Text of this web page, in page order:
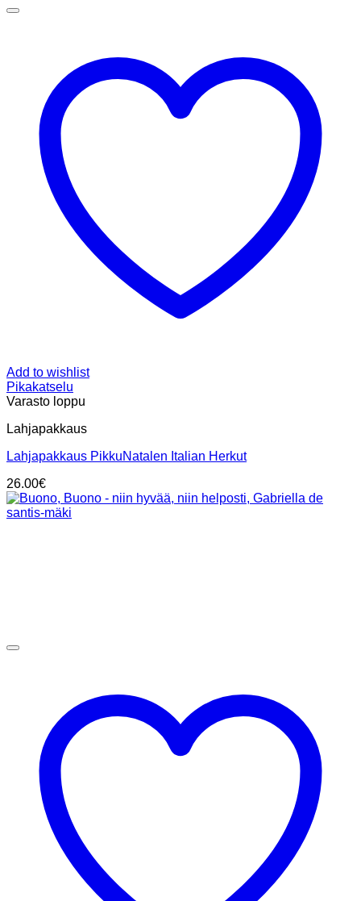
Add to wishlist
Pikakatselu
Varasto loppu
Lahjapakkaus
Lahjapakkaus PikkuNatalen Italian Herkut
26.00€